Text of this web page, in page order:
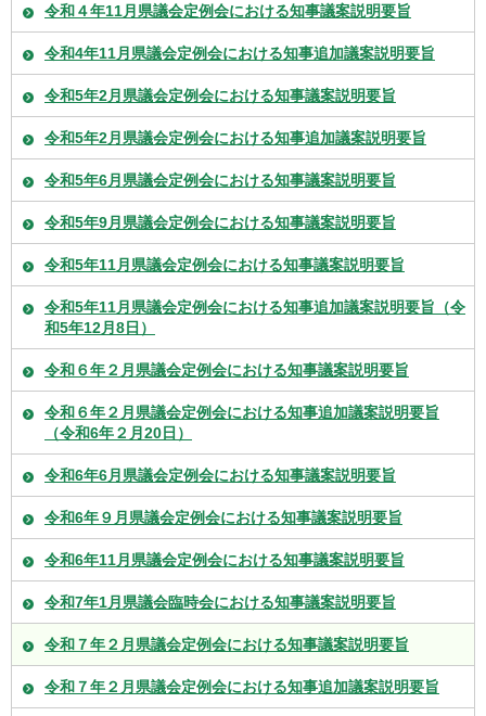
令和４年11月県議会定例会における知事議案説明要旨
令和4年11月県議会定例会における知事追加議案説明要旨
令和5年2月県議会定例会における知事議案説明要旨
令和5年2月県議会定例会における知事追加議案説明要旨
令和5年6月県議会定例会における知事議案説明要旨
令和5年9月県議会定例会における知事議案説明要旨
令和5年11月県議会定例会における知事議案説明要旨
令和5年11月県議会定例会における知事追加議案説明要旨（令
和5年12月8日）
令和６年２月県議会定例会における知事議案説明要旨
令和６年２月県議会定例会における知事追加議案説明要旨
（令和6年２月20日）
令和6年6月県議会定例会における知事議案説明要旨
令和6年９月県議会定例会における知事議案説明要旨
令和6年11月県議会定例会における知事議案説明要旨
令和7年1月県議会臨時会における知事議案説明要旨
令和７年２月県議会定例会における知事議案説明要旨
令和７年２月県議会定例会における知事追加議案説明要旨